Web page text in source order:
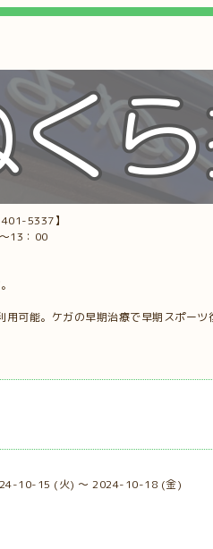
5337】
13：00
可能。ケガの早期治療で早期スポーツ
10-15 (火) ～ 2024-10-18 (金)